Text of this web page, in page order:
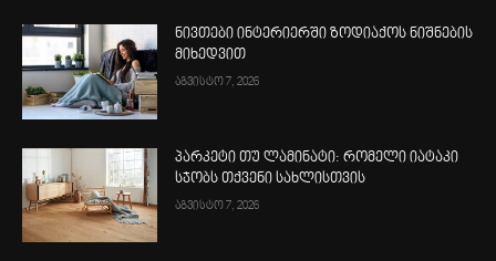
ნივთები ინტერიერში ზოდიაქოს ნიშნების
მიხედვით
აგვისტო 7, 2026
პარკეტი თუ ლამინატი: რომელი იატაკი
სჯობს თქვენი სახლისთვის
აგვისტო 7, 2026